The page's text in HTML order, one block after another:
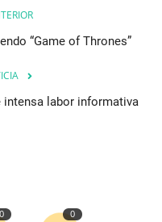
“Game of Thrones”
intensa labor informativa
0 0